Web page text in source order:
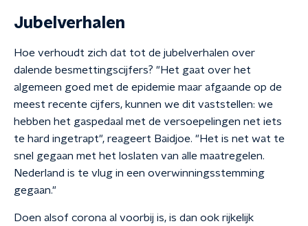
Jubelverhalen
Hoe verhoudt zich dat tot de jubelverhalen over
dalende besmettingscijfers? "Het gaat over het
algemeen goed met de epidemie maar afgaande op de
meest recente cijfers, kunnen we dit vaststellen: we
hebben het gaspedaal met de versoepelingen net iets
te hard ingetrapt", reageert Baidjoe. "Het is net wat te
snel gegaan met het loslaten van alle maatregelen.
Nederland is te vlug in een overwinningsstemming
gegaan."
Doen alsof corona al voorbij is, is dan ook rijkelijk